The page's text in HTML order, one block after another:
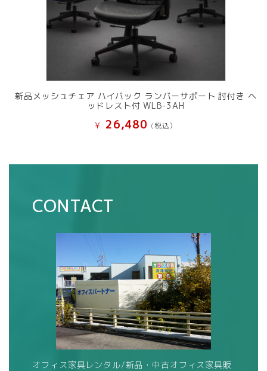
新品メッシュチェア ハイバック ランバーサポート 肘付き ヘ
ッドレスト付 WLB-3AH
¥ 26,480 (税込）
CONTACT
オフィス家具レンタル/新品・中古オフィス家具販